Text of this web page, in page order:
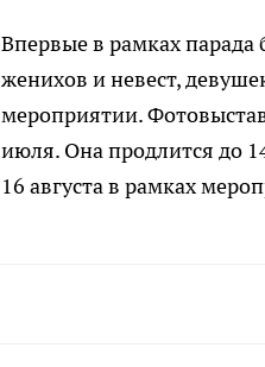
Впервые в рамках парада
женихов и невест,
мероприятии.
июля. Она продлится до
16 августа в рамках